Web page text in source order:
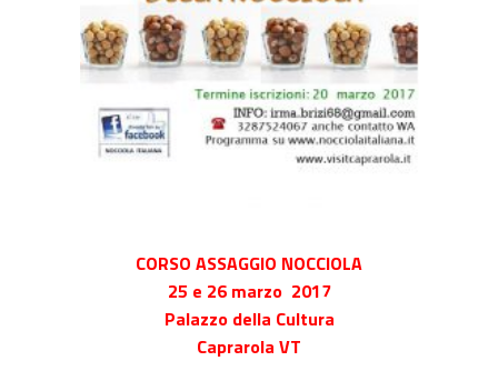
CORSO ASSAGGIO NOCCIOLA
25 e 26 marzo 2017
Palazzo della Cultura
Caprarola VT